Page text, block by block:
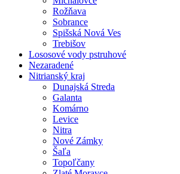
Rožňava
Sobrance
Spišská Nová Ves
Trebišov
Lososové vody pstruhové
Nezaradené
Nitrianský kraj
Dunajská Streda
Galanta
Komárno
Levice
Nitra
Nové Zámky
Šaľa
Topoľčany